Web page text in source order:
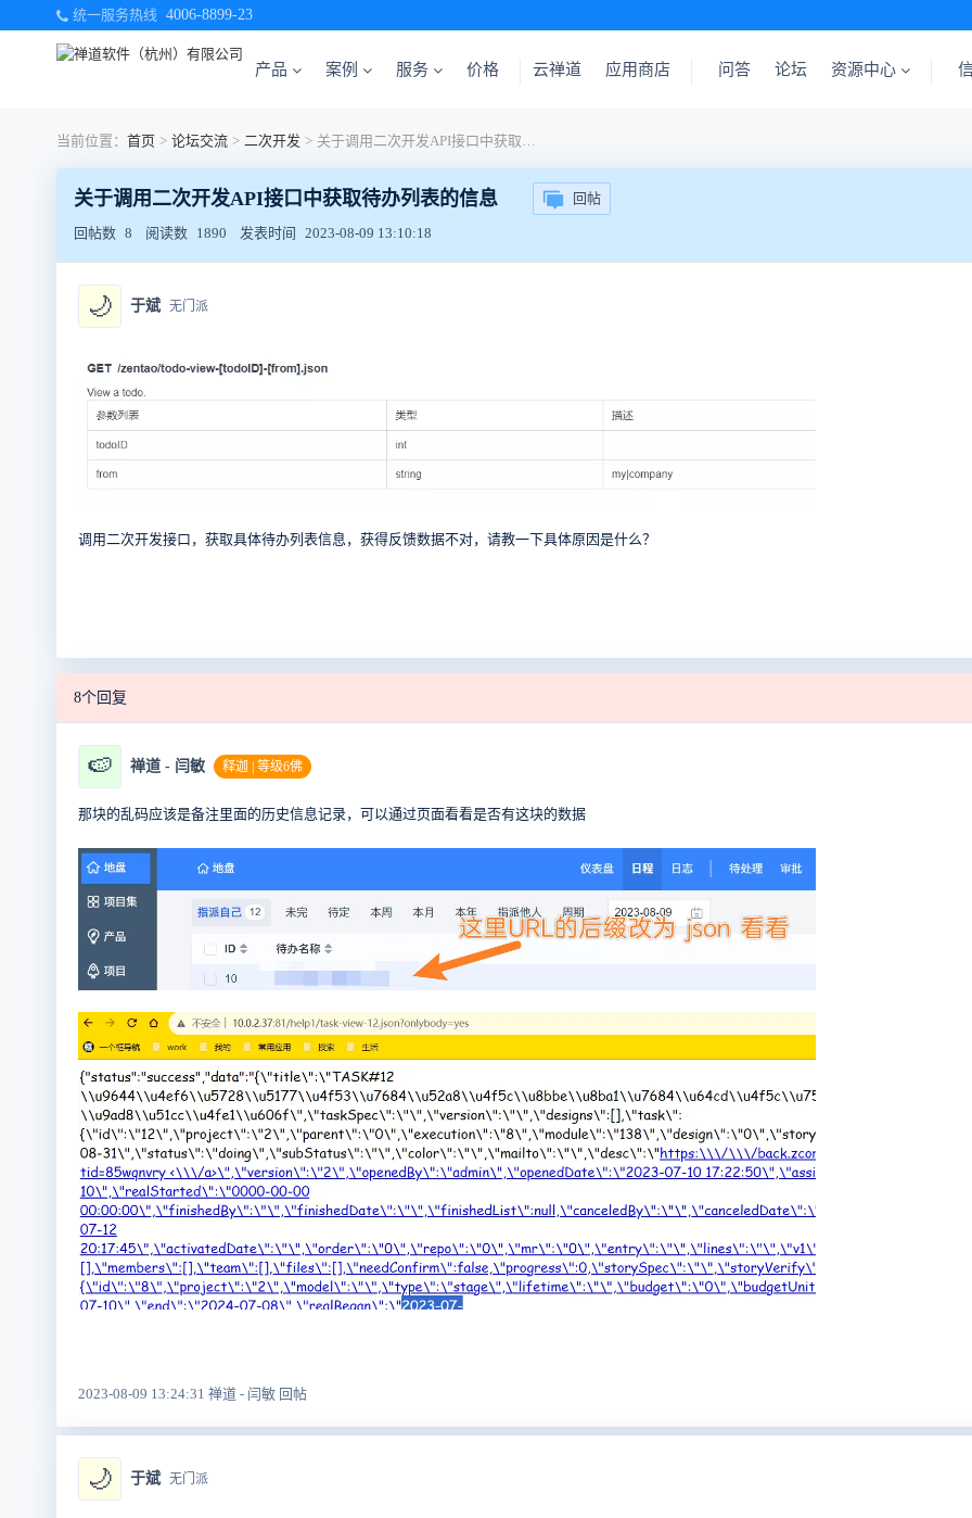
统一服务热线 4006-8899-23
产品 案例 服务 价格 云禅道 应用商店 问答 论坛 资源中心
当前位置： 首页 > 论坛交流 > 二次开发 > 关于调用二次开发API接口中获取待办列表的信息
关于调用二次开发API接口中获取待办列表的信息 回帖
回帖数 8 阅读数 1890 发表时间 2023-08-09 13:10:18
🌙 于斌 无门派
调用二次开发接口，获取具体待办列表信息，获得反馈数据不对，请教一下具体原因是什么？
8个回复
🍉 禅道 - 闫敏 释迦 | 等级6佛
那块的乱码应该是备注里面的历史信息记录，可以通过页面看看是否有这块的数据
2023-08-09 13:24:31 禅道 - 闫敏 回帖
🌙 于斌 无门派